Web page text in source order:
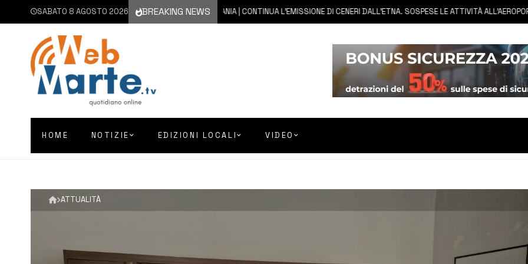
SABATO 8 AGOSTO 2026 BREAKING NEWS
8 AGOSTO 2026 CATANIA | CONTINUA L’EMISSIONE DI CENERI DALL’ETNA. SOSPESE LE ATTIVITÀ ALL’AEROPORTO DI
HOME NOTIZIE EDIZIONI LOCALI VIDEO
ATTUALITÀ